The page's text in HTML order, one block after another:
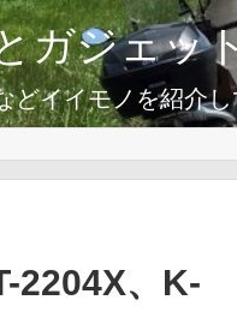
ガジェッ
イイモノを紹介し
2204X、K-